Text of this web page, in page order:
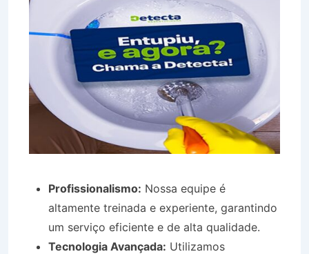
Profissionalismo: Nossa equipe é
altamente treinada e experiente, garantindo
um serviço eficiente e de alta qualidade.
Tecnologia Avançada: Utilizamos